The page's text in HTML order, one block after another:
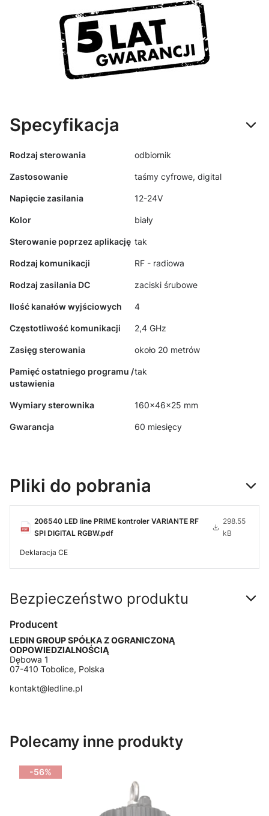
Specyfikacja
Rodzaj sterowania odbiornik
Zastosowanie taśmy cyfrowe, digital
Napięcie zasilania 12-24V
Kolor biały
Sterowanie poprzez aplikację tak
Rodzaj komunikacji RF - radiowa
Rodzaj zasilania DC zaciski śrubowe
Ilość kanałów wyjściowych 4
Częstotliwość komunikacji 2,4 GHz
Zasięg sterowania około 20 metrów
Pamięć ostatniego programu /
ustawienia
tak
Wymiary sterownika 160x46x25 mm
Gwarancja 60 miesięcy
Pliki do pobrania
206540 LED line PRIME kontroler VARIANTE RF
SPI DIGITAL RGBW.pdf
298.55
kB
Deklaracja CE
Bezpieczeństwo produktu
Producent
LEDIN GROUP SPÓŁKA Z OGRANICZONĄ
ODPOWIEDZIALNOŚCIĄ
Dębowa 1
07-410 Tobolice, Polska
kontakt@ledline.pl
Polecamy inne produkty
-56%